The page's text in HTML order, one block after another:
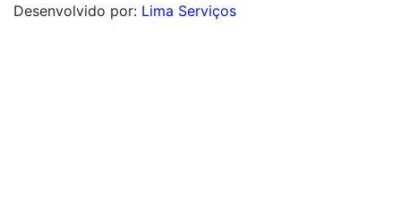
Desenvolvido por: Lima Serviços